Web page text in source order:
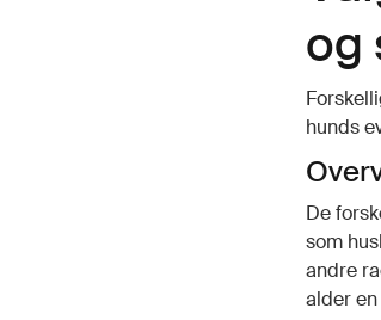
og
hunds
De
som
andre
alder